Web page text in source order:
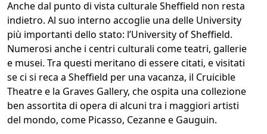
Anche dal punto di vista culturale Sheffield non resta
indietro. Al suo interno accoglie una delle University
più importanti dello stato: l’University of Sheffield.
Numerosi anche i centri culturali come teatri, gallerie
e musei. Tra questi meritano di essere citati, e visitati
se ci si reca a Sheffield per una vacanza, il Cruicible
Theatre e la Graves Gallery, che ospita una collezione
ben assortita di opera di alcuni tra i maggiori artisti
del mondo, come Picasso, Cezanne e Gauguin.